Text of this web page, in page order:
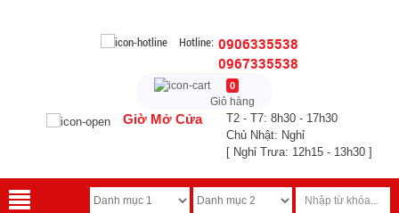
Hotline: 0906335538
0967335538
0
Giỏ hàng
Giờ Mở Cửa
T2 - T7: 8h30 - 17h30
Chủ Nhật: Nghỉ
[ Nghỉ Trưa: 12h15 - 13h30 ]